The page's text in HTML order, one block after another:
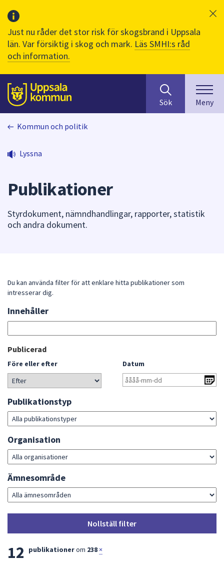
Just nu råder det stor risk för skogsbrand i Uppsala
län. Var försiktig i skog och mark. Läs SMHI:s råd
och information.
Till sidans
huvudinnehåll
efter
innehåll
på
kommer
Använd
att
enter
något
dem.
Sök Meny
Kommun och politik
Lyssna
Publikationer
Styrdokument, nämndhandlingar, rapporter, statistik
och andra dokument.
Du kan använda filter för att enklare hitta publikationer som
intresserar dig.
Sök
bland
publikationerna
Innehåller
Gå
direkt
till
sökresultat
Publicerad
Före eller efter Datum
Publikationstyp
Organisation
Ämnesområde
Nollställ filter
L
12 publikationerom 238 ×